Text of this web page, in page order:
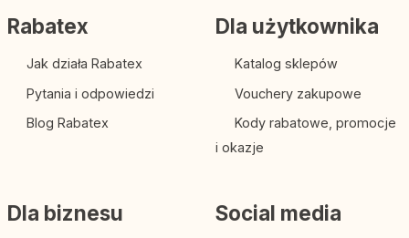
Rabatex
Jak działa Rabatex
Pytania i odpowiedzi
Blog Rabatex
Dla użytkownika
Katalog sklepów
Vouchery zakupowe
Kody rabatowe, promocje
i okazje
Dla biznesu Social media